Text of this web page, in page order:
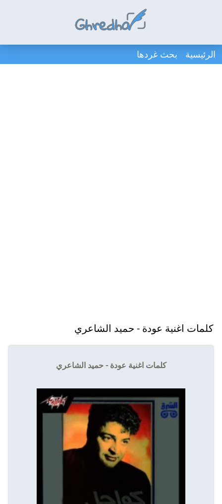
الرئيسية بحث غردها
كلمات اغنية عودة - حميد الشاعري
كلمات اغنية عودة - حميد الشاعري